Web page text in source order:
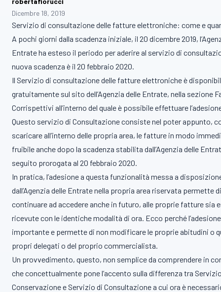
Dicembre 18, 2019
Servizio di consultazione delle fatture elettroniche: come e
A pochi giorni dalla scadenza iniziale, il 20 dicembre 2019,
Entrate ha esteso il periodo per aderire al servizio di
nuova scadenza è il 20 febbraio 2020.
Il Servizio di consultazione delle fatture elettroniche è
gratuitamente sul sito dell’Agenzia delle Entrate, nella sezione
Corrispettivi all’interno del quale è possibile effettuare
Questo servizio di Consultazione consiste nel poter appunto,
scaricare all’interno delle propria area, le fatture in modo
fruibile anche dopo la scadenza stabilita dall’Agenzia delle
seguito prorogata al 20 febbraio 2020.
In pratica, l’adesione a questa funzionalità messa a
dall’Agenzia delle Entrate nella propria area riservata permette
continuare ad accedere anche in futuro, alle proprie fatture sia
ricevute con le identiche modalità di ora. Ecco perché
importante e permette di non modificare le proprie abitudini o
propri delegati o del proprio commercialista.
Un provvedimento, questo, non semplice da comprendere in
che concettualmente pone l’accento sulla differenza tra
Conservazione e Servizio di Consultazione a cui ora è